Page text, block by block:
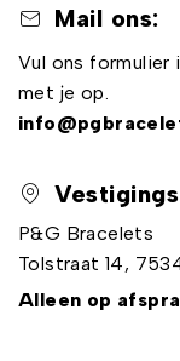
Mail ons:
Vul ons formulier
met je op.
P&G Bracelets
Tolstraat 14,
Alleen op